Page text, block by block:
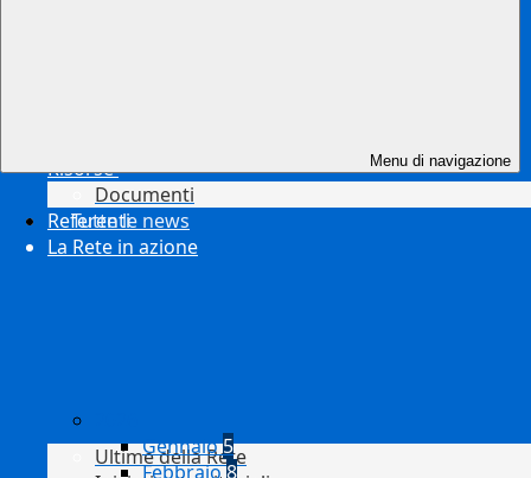
Risorse
Documenti
Referenti
La Rete in azione
Ultime della Rete
Menu di navigazione
Tutte le news
Gennaio5
Febbraio8